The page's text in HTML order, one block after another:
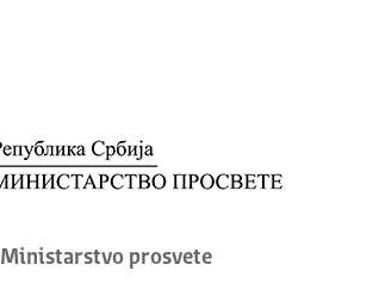
Ministarstvo prosvete